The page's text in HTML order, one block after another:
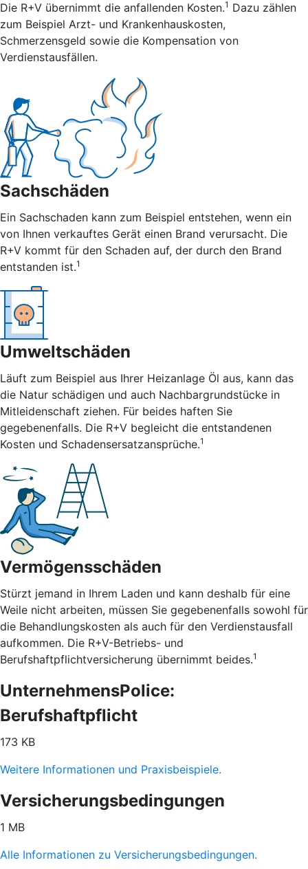
Die R+V übernimmt die anfallenden Kosten.1 Dazu zählen
zum Beispiel Arzt- und Krankenhauskosten,
Schmerzensgeld sowie die Kompensation von
Verdienstausfällen.
Sachschäden
Ein Sachschaden kann zum Beispiel entstehen, wenn ein
von Ihnen verkauftes Gerät einen Brand verursacht. Die
R+V kommt für den Schaden auf, der durch den Brand
entstanden ist.1
Umweltschäden
Läuft zum Beispiel aus Ihrer Heizanlage Öl aus, kann das
die Natur schädigen und auch Nachbargrundstücke in
Mitleidenschaft ziehen. Für beides haften Sie
gegebenenfalls. Die R+V begleicht die entstandenen
Kosten und Schadensersatzansprüche.1
Vermögensschäden
Stürzt jemand in Ihrem Laden und kann deshalb für eine
Weile nicht arbeiten, müssen Sie gegebenenfalls sowohl für
die Behandlungskosten als auch für den Verdienstausfall
aufkommen. Die R+V-Betriebs- und
Berufshaftpflichtversicherung übernimmt beides.1
UnternehmensPolice:
Berufshaftpflicht
173 KB
Weitere Informationen und Praxisbeispiele.
Versicherungsbedingungen
1 MB
Alle Informationen zu Versicherungsbedingungen.